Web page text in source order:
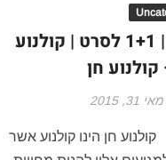
סרטים | 1+1 לסרט | קולנוע
חן
מאי 31, 2015
קולנוע חן הינו קולנוע אשר